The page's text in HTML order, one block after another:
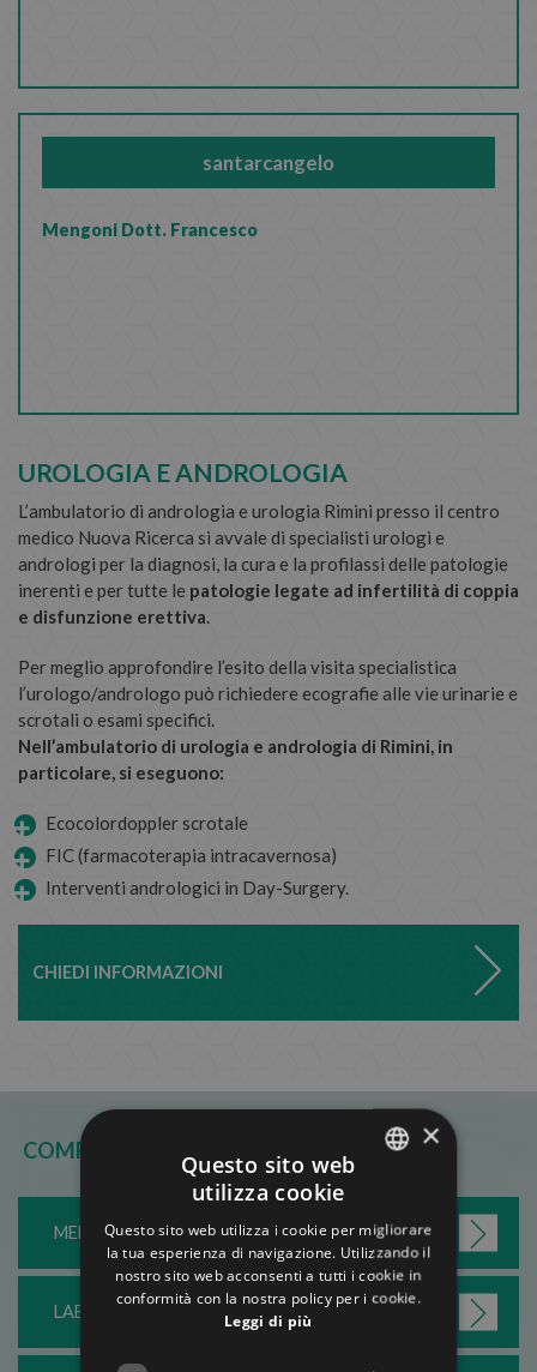
UROLOGIA E ANDROLOGIA
L’ambulatorio di andrologia e urologia Rimini presso il centro
medico Nuova Ricerca si avvale di specialisti urologi e
andrologi per la diagnosi, la cura e la profilassi delle patologie
inerenti e per tutte le patologie legate ad infertilità di coppia
e disfunzione erettiva.
Per meglio approfondire l’esito della visita specialistica
l’urologo/andrologo può richiedere ecografie alle vie urinarie e
scrotali o esami specifici.
Nell’ambulatorio di urologia e andrologia di Rimini, in
particolare, si eseguono:
Ecocolordoppler scrotale
FIC (farmacoterapia intracavernosa)
Interventi andrologici in Day-Surgery.
CHIEDI INFORMAZIONI
santarcangelo
Mengoni Dott. Francesco
COMPETENZE AZIENDALI
MEDICINA DEL LAVORO
LABORATORIO ANALISI
ENGLISH
GERMAN
×
Questo sito web
utilizza cookie
Questo sito web utilizza i cookie per migliorare
la tua esperienza di navigazione. Utilizzando il
nostro sito web acconsenti a tutti i cookie in
conformità con la nostra policy per i cookie.
Leggi di più